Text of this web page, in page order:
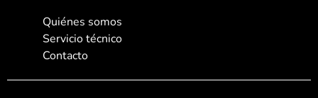
Quiénes somos
Servicio técnico
Contacto